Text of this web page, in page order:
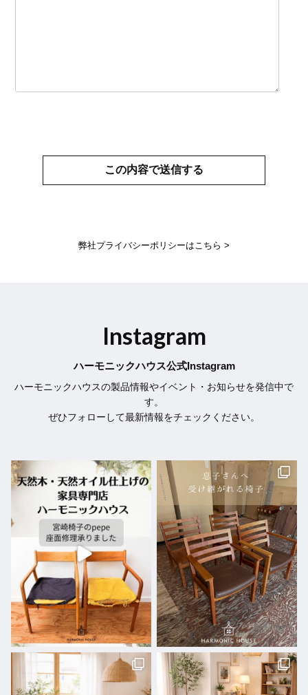
弊社プライバシーポリシーはこちら >
Instagram
ハーモニックハウス公式Instagram
ハーモニックハウスの製品情報やイベント・お知らせを発信中で
す。
ぜひフォローして最新情報をチェックください。